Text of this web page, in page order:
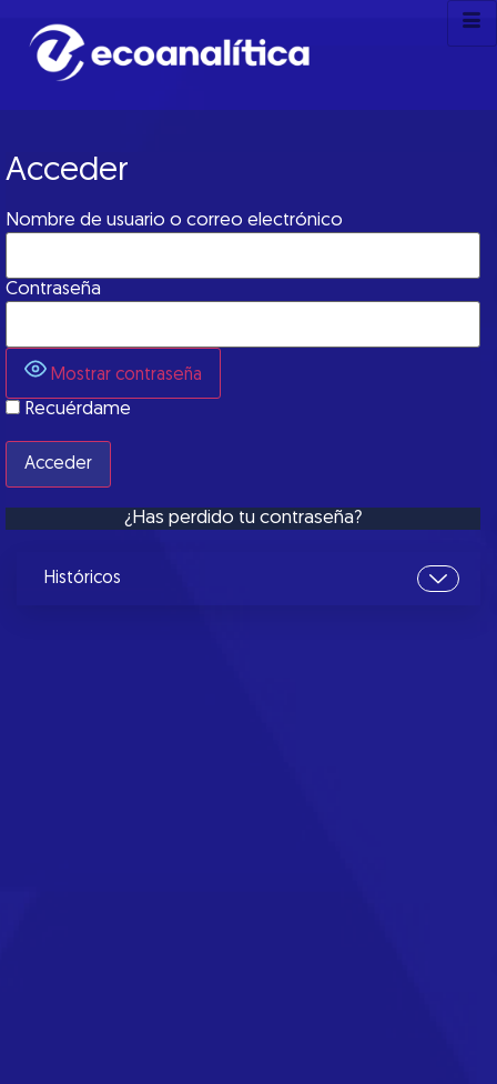
Acceder
Nombre de usuario o correo electrónico
Contraseña
Mostrar contraseña
Recuérdame
¿Has perdido tu contraseña?
Históricos